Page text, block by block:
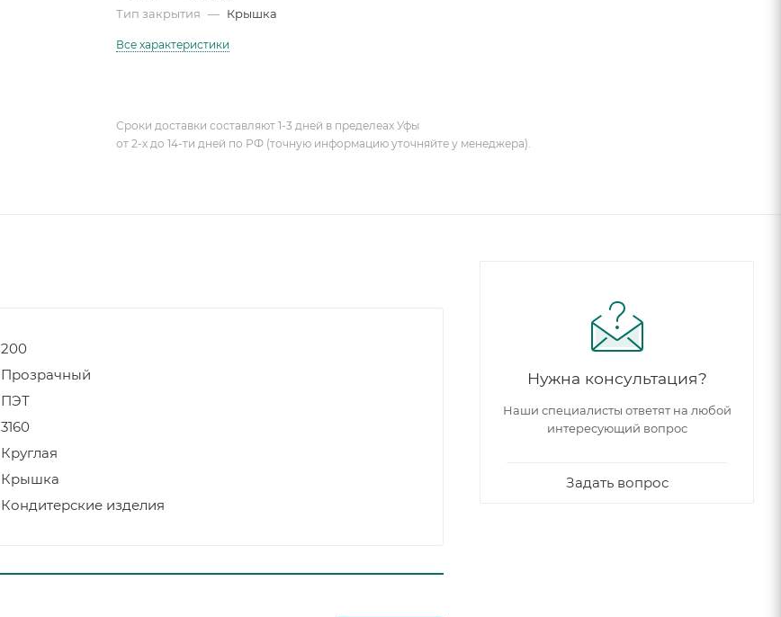
Тип закрытия — Крышка
Все характеристики
Сроки доставки составляют 1-3 дней в пределеах Уфы
от 2-х до 14-ти дней по РФ (точную информацию уточняйте у менеджера).
200
Прозрачный
ПЭТ
3160
Круглая
Крышка
Кондитерские изделия
Нужна консультация?
Наши специалисты ответят на любой
интересующий вопрос
Задать вопрос